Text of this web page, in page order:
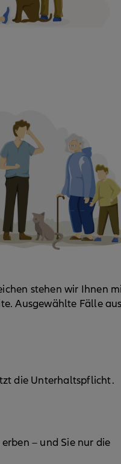
stehen wir Ihnen
Ausgewählte Fälle
die Unterhaltspflicht.
– und Sie nur die